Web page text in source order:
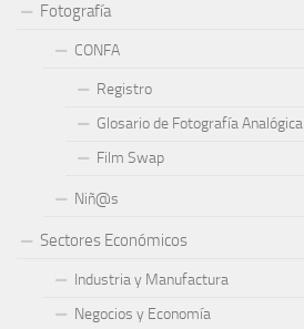
Fotografía
CONFA
Registro
Glosario de Fotografía Analógica
Film Swap
Niñ@s
Sectores Económicos
Industria y Manufactura
Negocios y Economía